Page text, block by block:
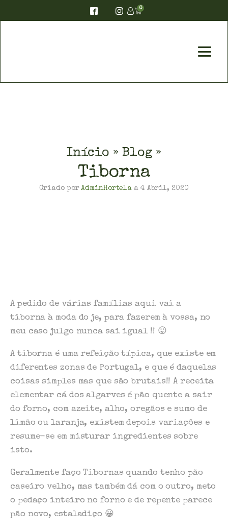
0
Início » Blog »
Tiborna
Criado porAdminHortela a 4 Abril, 2020
A pedido de várias famílias aqui vai a
tiborna à moda do je, para fazerem à vossa, no
meu caso julgo nunca sai igual !! 😛
A tiborna é uma refeição típica, que existe em
diferentes zonas de Portugal, e que é daquelas
coisas simples mas que são brutais!! A receita
elementar cá dos algarves é pão quente a sair
do forno, com azeite, alho, oregãos e sumo de
limão ou laranja, existem depois variações e
resume-se em misturar ingredientes sobre
isto.
Geralmente faço Tibornas quando tenho pão
caseiro velho, mas também dá com o outro, meto
o pedaço inteiro no forno e de repente parece
pão novo, estaladiço 😀